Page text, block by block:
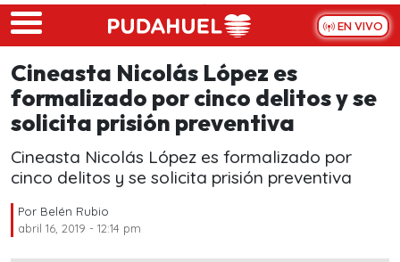
Skip to main content
EN VIVO
Cineasta Nicolás López es
formalizado por cinco delitos y se
solicita prisión preventiva
Cineasta Nicolás López es formalizado por
cinco delitos y se solicita prisión preventiva
Por Belén Rubio
abril 16, 2019 - 12:14 pm